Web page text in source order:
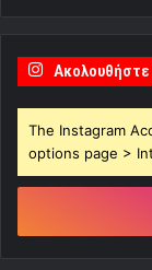
The Instagram
options page >